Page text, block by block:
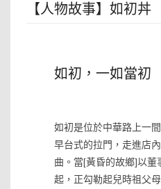
【人物故事】如初丼
如初，一如當初
如初是位於中華路上一
早台式的拉門，走進店
曲。當[黃昏的故鄉]以
起，正勾勒起兒時祖父